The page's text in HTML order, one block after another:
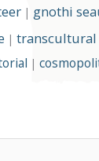
| gnothi
| transcultural
|